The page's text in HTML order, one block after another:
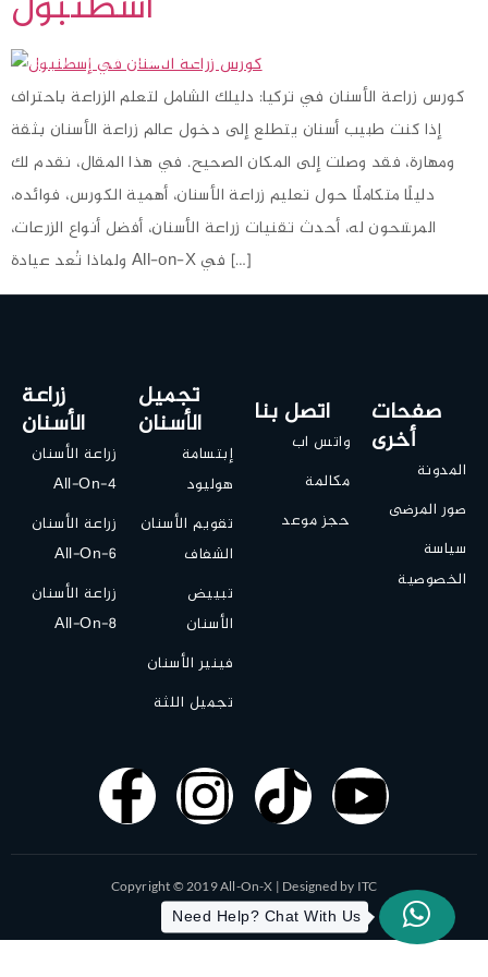
كورس زراعة الأسنان في تركيا: دليلك الشامل لتعلم الزراعة باحتراف
إذا كنت طبيب أسنان يتطلع إلى دخول عالم زراعة الأسنان بثقة
ومهارة، فقد وصلت إلى المكان الصحيح. في هذا المقال، نقدم لك
دليلًا متكاملًا حول تعليم زراعة الأسنان، أهمية الكورس، فوائده،
المرشحون له، أحدث تقنيات زراعة الأسنان، أفضل أنواع الزرعات،
ولماذا تُعد عيادة All-on-X في […]
زراعة
الأسنان
زراعة الأسنان
All-On-4
زراعة الأسنان
All-On-6
زراعة الأسنان
All-On-8
تجميل
الأسنان
إبتسامة
هوليود
تقويم الأسنان
الشفاف
تبييض
الأسنان
فينير الأسنان
تجميل اللثة
اتصل بنا
واتس اب
مكالمة
حجز موعد
صفحات
أخرى
المدونة
صور المرضى
سياسة
الخصوصية
Copyright © 2019 All-On-X | Designed by ITC
Need Help? Chat With Us